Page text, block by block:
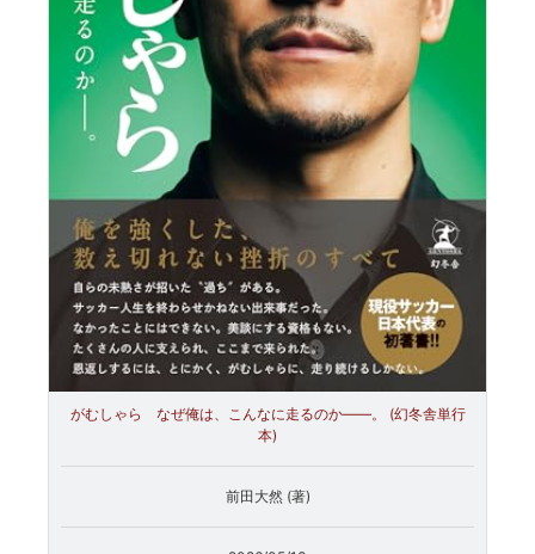
がむしゃら なぜ俺は、こんなに走るのか——。 (幻冬舎単行
本)
前田大然 (著)